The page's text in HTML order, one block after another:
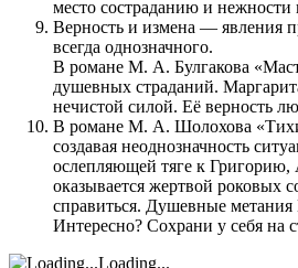
место состраданию и нежности
Верность и измена — явления
всегда однозначного.
В романе М. А. Булгакова
душевных страданий.
нечистой силой. Её верность
В романе М. А. Шолохова
создавая неоднозначность
ослепляющей тяге к Григорию,
оказывается жертвой роковых
справиться. Душевные метания
Интересно? Сохрани у себя на
Loading...